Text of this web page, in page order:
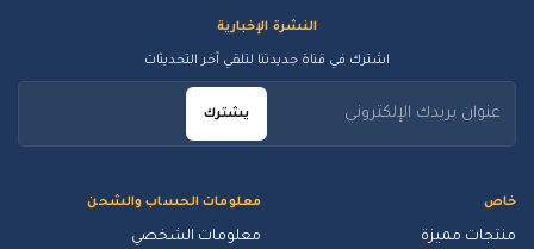
خاص
منتجات مميزة
معلومات الحساب والشحن
معلومات الشخصي
النشرة الإخبارية
اشترك في قناة جديدتنا لتلقي آخر التحديثات
يشترك